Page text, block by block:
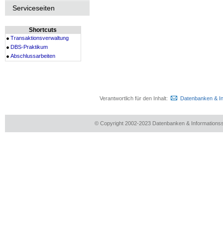
Serviceseiten
Shortcuts
Transaktionsverwaltung
DBS-Praktikum
Abschlussarbeiten
Verantwortlich für den Inhalt: Datenbanken &
© Copyright 2002-2023 Datenbanken &